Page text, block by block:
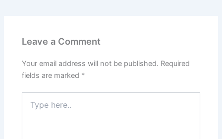
Leave a Comment
Your email address will not be published. Required
fields are marked *
here..